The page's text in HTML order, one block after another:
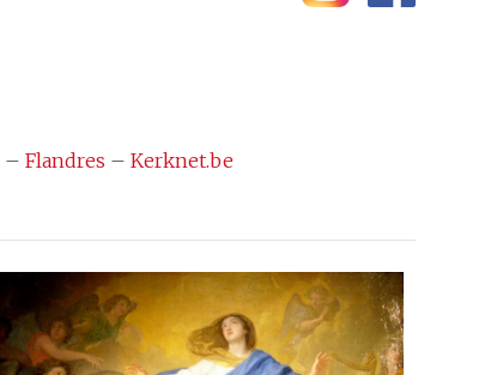
– Flandres – Kerknet.be